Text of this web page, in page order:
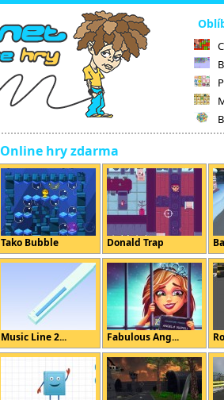
Online hry zdarma
Tako Bubble Donald Trap
Music Line 2... Fabulous Ang...